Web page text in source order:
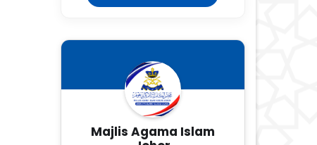
Majlis Agama Islam